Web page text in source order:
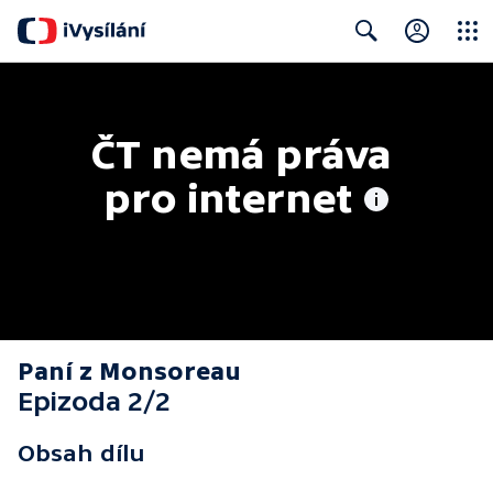
ČT nemá práva
pro internet
Paní z Monsoreau
Epizoda 2/2
Obsah dílu